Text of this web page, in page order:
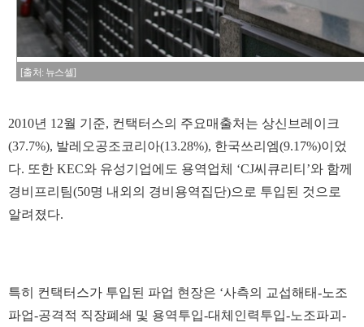
[출처: 뉴스셀]
2010년 12월 기준, 컨택터스의 주요매출처는 상신브레이크
(37.7%), 발레오공조코리아(13.28%), 한국쓰리엠(9.17%)이었
다. 또한 KEC와 유성기업에도 용역업체 ‘CJ씨큐리티’와 함께
경비프리팀(50명 내외의 경비용역집단)으로 투입된 것으로
알려졌다.
특히 컨택터스가 투입된 파업 현장은 ‘사측의 교섭해태-노조
파업-공격적 직장폐쇄 및 용역투입-대체인력투입-노조파괴-